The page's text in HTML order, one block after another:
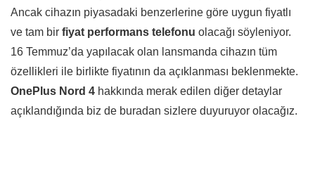
Ancak cihazın piyasadaki benzerlerine göre uygun fiyatlı
ve tam bir fiyat performans telefonu olacağı söyleniyor.
16 Temmuz’da yapılacak olan lansmanda cihazın tüm
özellikleri ile birlikte fiyatının da açıklanması beklenmekte.
OnePlus Nord 4 hakkında merak edilen diğer detaylar
açıklandığında biz de buradan sizlere duyuruyor olacağız.